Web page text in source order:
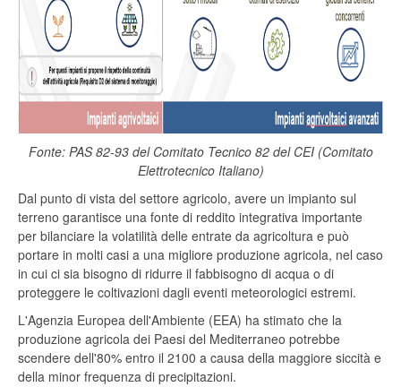
Fonte: PAS 82-93 del Comitato Tecnico 82 del CEI (Comitato
Elettrotecnico Italiano)
Dal punto di vista del settore agricolo, avere un impianto sul
terreno garantisce una fonte di reddito integrativa importante
per bilanciare la volatilità delle entrate da agricoltura e può
portare in molti casi a una migliore produzione agricola, nel caso
in cui ci sia bisogno di ridurre il fabbisogno di acqua o di
proteggere le coltivazioni dagli eventi meteorologici estremi.
L'Agenzia Europea dell'Ambiente (EEA) ha stimato che la
produzione agricola dei Paesi del Mediterraneo potrebbe
scendere dell'80% entro il 2100 a causa della maggiore siccità e
della minor frequenza di precipitazioni.